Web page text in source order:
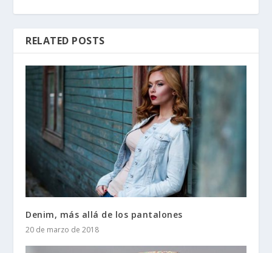
RELATED POSTS
Denim, más allá de los pantalones
20 de marzo de 2018